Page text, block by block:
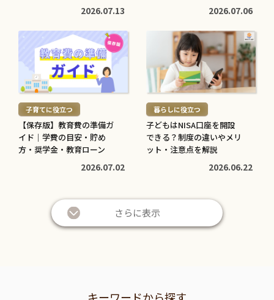
2026.07.13 2026.07.06
を
読
む
> 子育てに役立つ
【保存版】教育費の準備ガ
イド｜学費の目安・貯め
方・奨学金・教育ローン
2026.07.02
を
読
む
> 暮らしに役立つ
子どもはNISA口座を開設
できる？制度の違いやメリ
ット・注意点を解説
2026.06.22
さらに表示